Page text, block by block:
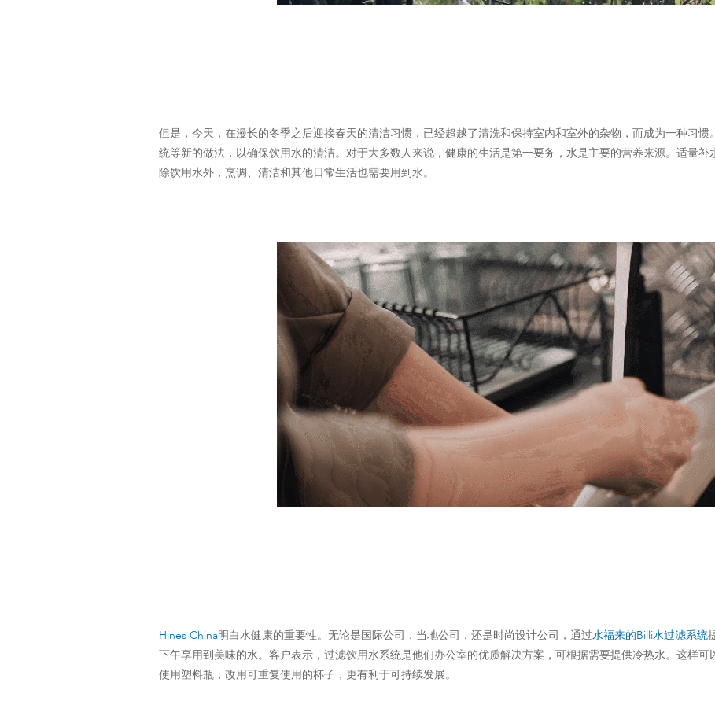
但是，今天，在漫长的冬季之后迎接春天的清洁习惯，已经超越了清洗和保持室内和室外的杂物，而成为一种习
统等新的做法，以确保饮用水的清洁。对于大多数人来说，健康的生活是第一要务，水是主要的营养来源。适量补
除饮用水外，烹调、清洁和其他日常生活也需要用到水。
Hines China明白水健康的重要性。无论是国际公司，当地公司，还是时尚设计公司，通过水福来的Billi水过滤系统
下午享用到美味的水。客户表示，过滤饮用水系统是他们办公室的优质解决方案，可根据需要提供冷热水。这样
使用塑料瓶，改用可重复使用的杯子，更有利于可持续发展。